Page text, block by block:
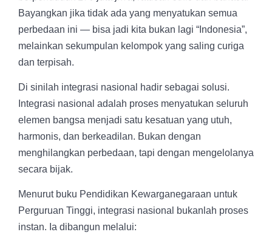
Bayangkan jika tidak ada yang menyatukan semua
perbedaan ini — bisa jadi kita bukan lagi “Indonesia”,
melainkan sekumpulan kelompok yang saling curiga
dan terpisah.
Di sinilah integrasi nasional hadir sebagai solusi.
Integrasi nasional adalah proses menyatukan seluruh
elemen bangsa menjadi satu kesatuan yang utuh,
harmonis, dan berkeadilan. Bukan dengan
menghilangkan perbedaan, tapi dengan mengelolanya
secara bijak.
Menurut buku Pendidikan Kewarganegaraan untuk
Perguruan Tinggi, integrasi nasional bukanlah proses
instan. Ia dibangun melalui: